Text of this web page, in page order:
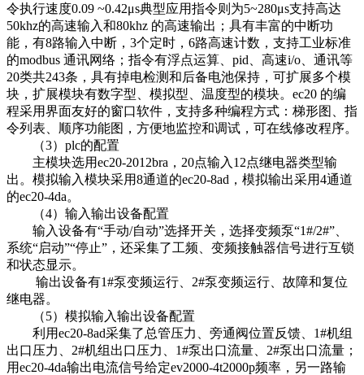
令执行速度0.09 ~0.42μs典型应用指令则为5~280μs支持高达
50khz的高速输入和80khz 的高速输出；具有丰富的中断功
能，有8路输入中断，3个定时，6路高速计数，支持工业标准
的modbus 通讯网络；指令有浮点运算、pid、高速i/o、通讯等
20类共243条，具有掉电检测和后备电池保持，可扩展多个模
块，扩展模块有数字型、模拟型、温度型的模块。ec20 的编
程采用界面友好的窗口软件，支持多种编程方式：梯形图、指
令列表、顺序功能图，方便地监控和调试，可在线修改程序。
（3）plc的配置
主模块选用ec20-2012bra，20点输入12点继电器类型输
出。模拟输入模块采用8通道的ec20-8ad，模拟输出采用4通道
的ec20-4da。
（4）输入输出设备配置
输入设备有“手动/自动”选择开关，选择变频泵“1#/2#”、
系统“启动”“停止”，还采集了工频、变频接触器信号进行互锁
和状态显示。
输出设备有1#泵变频运行、2#泵变频运行、故障和复位
继电器。
（5）模拟输入输出设备配置
利用ec20-8ad采集了总管压力、旁通阀位置反馈、1#机组
出口压力、2#机组出口压力、1#泵出口流量、2#泵出口流量；
用ec20-4da输出电流信号给定ev2000-4t2000p频率，另一路输